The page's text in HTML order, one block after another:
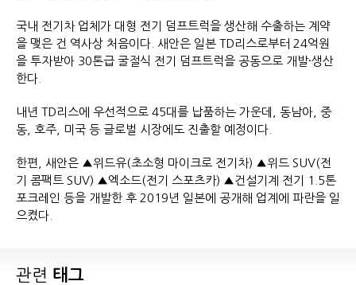
국내 전기차 업체가 대형 전기 덤프트럭을 생산해 수출하는 계약
을 맺은 건 역사상 처음이다. 새안은 일본 TD리스로부터 24억원
을 투자받아 30톤급 굴절식 전기 덤프트럭을 공동으로 개발·생산
한다.
내년 TD리스에 우선적으로 45대를 납품하는 가운데, 동남아, 중
동, 호주, 미국 등 글로벌 시장에도 진출할 예정이다.
한편, 새안은 ▲위드유(초소형 마이크로 전기차) ▲위드 SUV(전
기 콤팩트 SUV) ▲엑소드(전기 스포츠카) ▲건설기계 전기 1.5톤
포크레인 등을 개발한 후 2019년 일본에 공개해 업계에 파란을 일
으켰다.
관련 태그